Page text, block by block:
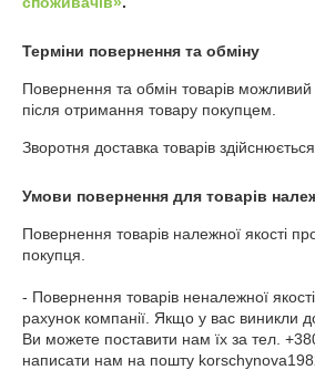
Терміни повернення та обміну
Повернення та обмін товарів
після отримання товару покупцем.
Зворотня доставка товарів
Умови повернення для товарів
Повернення товарів належної якості
покупця.
- Повернення товарів неналежної
рахунок компанії. Якщо у вас виникли
Ви можете поставити нам їх за тел.
написати нам на пошту